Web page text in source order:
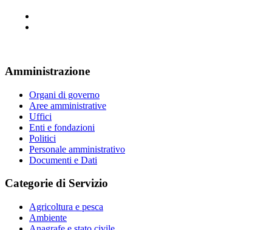
Amministrazione
Organi di governo
Aree amministrative
Uffici
Enti e fondazioni
Politici
Personale amministrativo
Documenti e Dati
Categorie di Servizio
Agricoltura e pesca
Ambiente